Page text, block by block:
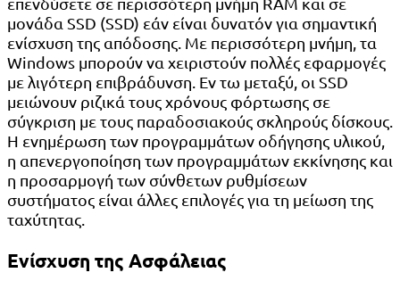
μονάδα SSD (SSD) εάν είναι δυνατόν για σημαντική
ενίσχυση της απόδοσης. Με περισσότερη μνήμη, τα
Windows μπορούν να χειριστούν πολλές εφαρμογές
με λιγότερη επιβράδυνση. Εν τω μεταξύ, οι SSD
μειώνουν ριζικά τους χρόνους φόρτωσης σε
σύγκριση με τους παραδοσιακούς σκληρούς δίσκους.
Η ενημέρωση των προγραμμάτων οδήγησης υλικού,
η απενεργοποίηση των προγραμμάτων εκκίνησης και
η προσαρμογή των σύνθετων ρυθμίσεων
συστήματος είναι άλλες επιλογές για τη μείωση της
ταχύτητας.
Ενίσχυση της Ασφάλειας